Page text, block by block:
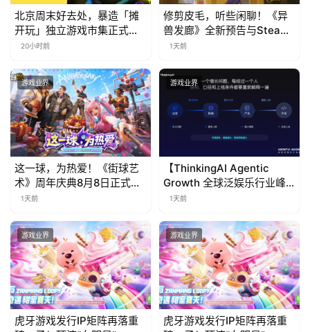
北京周末好去处，暴造「摊
开玩」独立游戏市集正式开
票！
20小时前
修剪皮毛，听些闲聊！《异
兽发廊》全新预告与Steam
免费试玩公开
1天前
游戏业界
这一球，为热爱！《街球艺
术》周年庆典8月8日正式上
线，多重福利与全新内容同
1天前
游戏业界
【ThinkingAI Agentic
Growth 全球泛娱乐行业峰
会】Agent 时代，人到底负
1天前
游戏业界
虎牙游戏发行IP矩阵再落重
游戏业界
虎牙游戏发行IP矩阵再落重